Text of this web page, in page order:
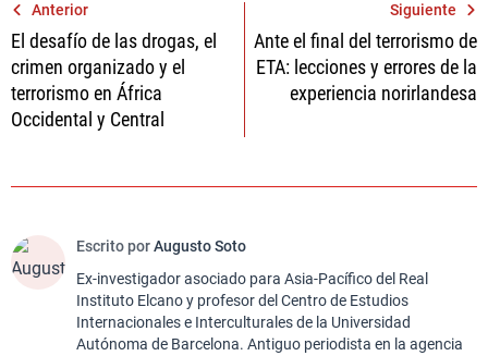
Navegación
de
entradas
Anterior
El desafío de las drogas, el
crimen organizado y el
terrorismo en África
Occidental y Central
Siguiente
Ante el final del terrorismo de
ETA: lecciones y errores de la
experiencia norirlandesa
Escrito porAugusto Soto
Ex-investigador asociado para Asia-Pacífico del Real
Instituto Elcano y profesor del Centro de Estudios
Internacionales e Interculturales de la Universidad
Autónoma de Barcelona. Antiguo periodista en la agencia